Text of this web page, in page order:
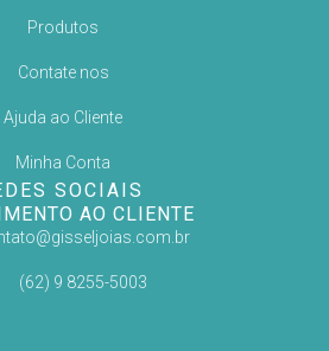
Produtos
Contate nos
Ajuda ao Cliente
Minha Conta
SOCIAIS
AO CLIENTE
(62) 9 8255-5003